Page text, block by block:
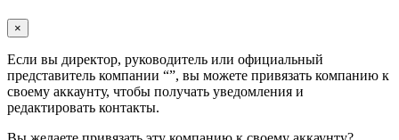
×
Если вы директор, руководитель или официальный
представитель компании “”, вы можете привязать компанию к
своему аккаунту, чтобы получать уведомления и
редактировать контакты.